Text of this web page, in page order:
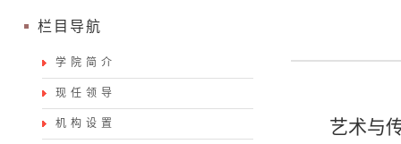
艺术与
栏目导航
学院简介
现任领导
机构设置